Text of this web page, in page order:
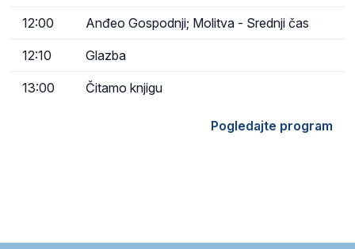
12:00 Anđeo Gospodnji; Molitva - Srednji čas
12:10 Glazba
13:00 Čitamo knjigu
Pogledajte program